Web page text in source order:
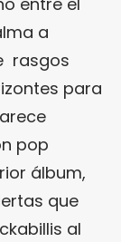
a
rasgos
para
pop
álbum,
que
al